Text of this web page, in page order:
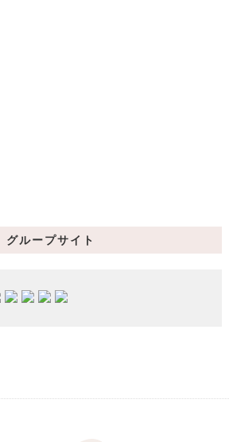
グループサイト